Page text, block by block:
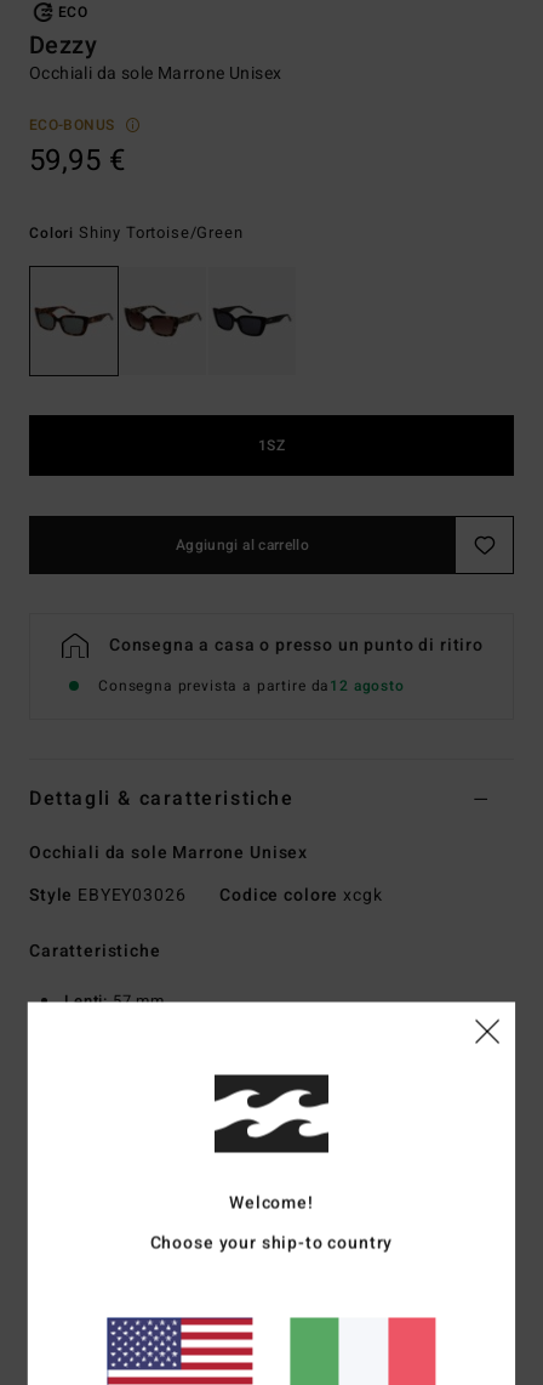
ECO
Dezzy
Occhiali da sole Marrone Unisex
ECO-BONUS
59,95 €
Colori Shiny Tortoise/green
1SZ
Aggiungi al carrello
Consegna a casa o presso un punto di ritiro
Consegna prevista a partire da12 agosto
Dettagli & caratteristiche
Occhiali da sole Marrone Unisex
Style EBYEY03026 Codice colore xcgk
Caratteristiche
Lenti:57 mm
38.4 mm
Montatura a mano in bioacetato
Protezione al 100% Dalla luce ultravioletta
5 cerniere a barilotto
Sacca in cotone biologico
Welcome!
Choose your ship-to country